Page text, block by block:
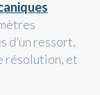
d’un ressort,
résolution, et